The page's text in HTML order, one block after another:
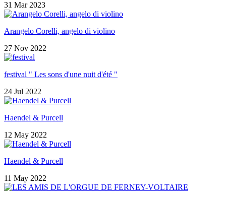
31 Mar 2023
Arangelo Corelli, angelo di violino
27 Nov 2022
festival " Les sons d'une nuit d'été "
24 Jul 2022
Haendel & Purcell
12 May 2022
Haendel & Purcell
11 May 2022